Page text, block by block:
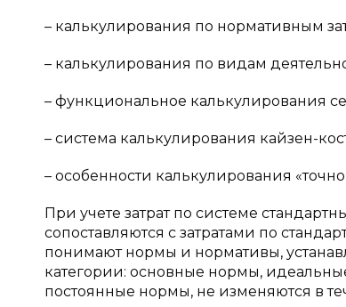
– калькулирования по нормативным
– калькулирования по видам
– функциональное калькулирования
– система калькулирования кайзен-
– особенности калькулирования «точно
При учете затрат по системе
сопоставляются с затратами по
понимают нормы и нормативы,
категории: основные нормы,
постоянные нормы, не изменяются в